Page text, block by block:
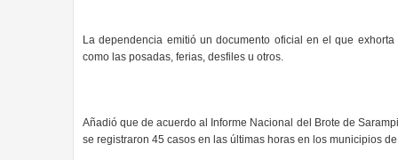
La dependencia emitió un documento oficial en el que
como las posadas, ferias, desfiles u otros.
Añadió que de acuerdo al Informe Nacional del Brote de
se registraron 45 casos en las últimas horas en los municipios